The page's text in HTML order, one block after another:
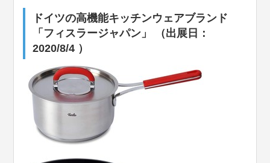
ドイツの高機能キッチンウェアブランド
「フィスラージャパン」 （出展日：
2020/8/4 ）